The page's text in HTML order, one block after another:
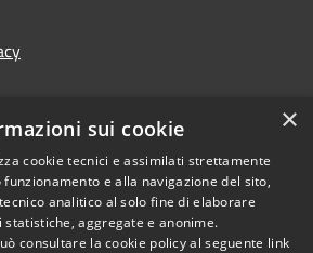
Copyright © 2026 • Comune di
×
sui cookie
cookie tecnici e assimilati strettamente
e alla navigazione del sito,
analitico al solo fine di elaborare
statistiche, aggregate e anonime.
consultare la cookie policy al seguente link